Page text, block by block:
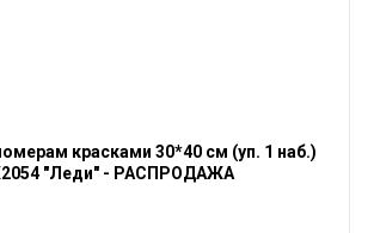
красками 30*40 см (уп. 1 наб.)
"Леди" - РАСПРОДАЖА